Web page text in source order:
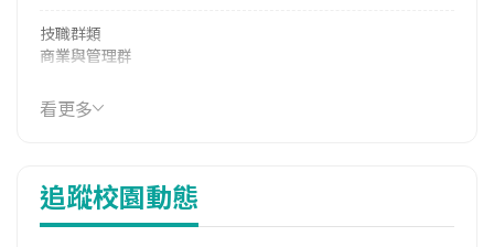
技職群類
商業與管理群
114年學費
17,320 元/學期
7,570 元/學期
114年註冊率
看更多
追蹤校園動態